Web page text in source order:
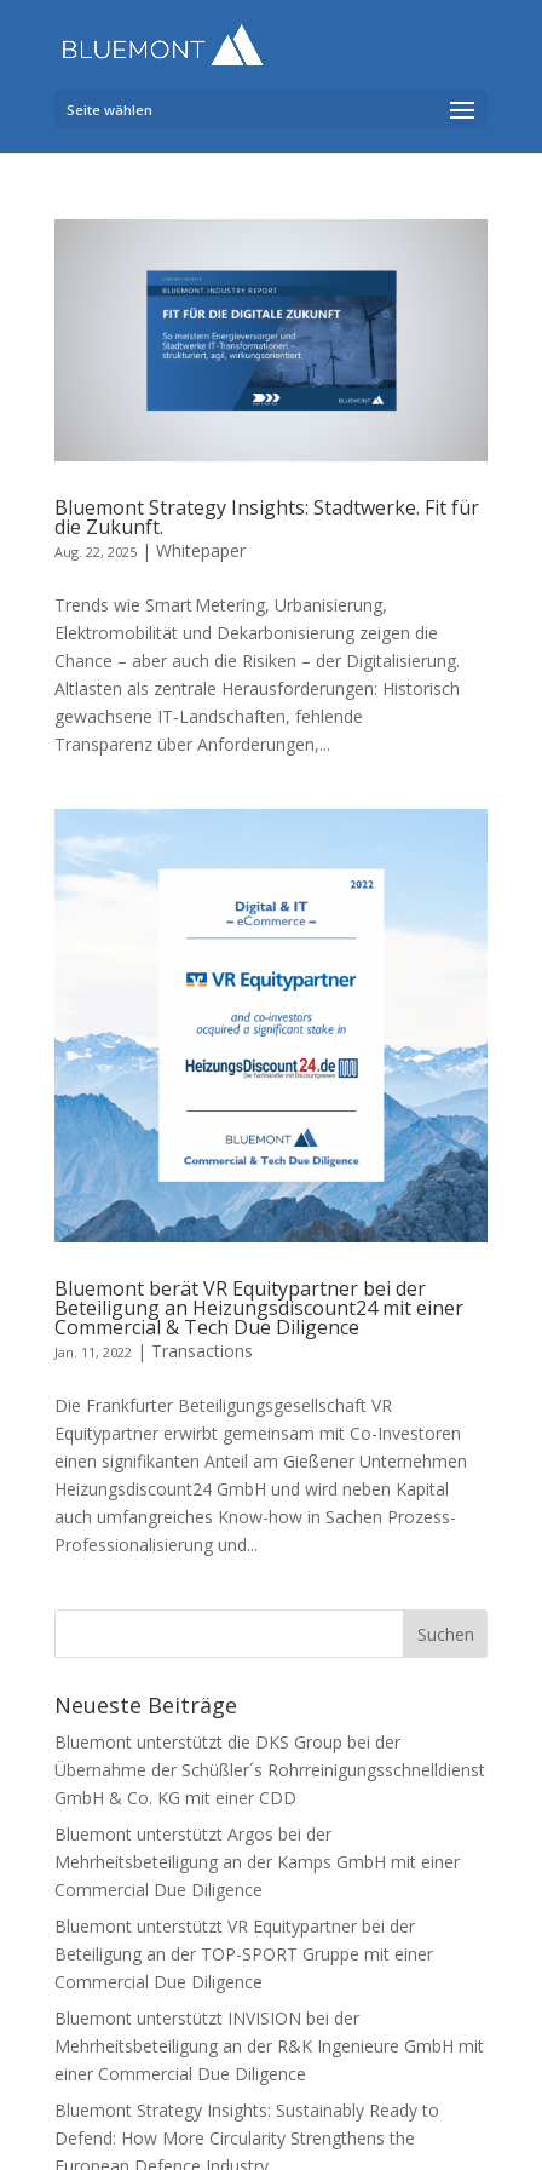
Seite wählen
Bluemont Strategy Insights: Stadtwerke. Fit für
die Zukunft.
Aug. 22, 2025| Whitepaper
Trends wie Smart Metering, Urbanisierung,
Elektromobilität und Dekarbonisierung zeigen die
Chance – aber auch die Risiken – der Digitalisierung.
Altlasten als zentrale Herausforderungen: Historisch
gewachsene IT‑Landschaften, fehlende
Transparenz über Anforderungen,...
Bluemont berät VR Equitypartner bei der
Beteiligung an Heizungsdiscount24 mit einer
Commercial & Tech Due Diligence
Jan. 11, 2022| Transactions
Die Frankfurter Beteiligungsgesellschaft VR
Equitypartner erwirbt gemeinsam mit Co-Investoren
einen signifikanten Anteil am Gießener Unternehmen
Heizungsdiscount24 GmbH und wird neben Kapital
auch umfangreiches Know-how in Sachen Prozess-
Professionalisierung und...
Neueste Beiträge
Bluemont unterstützt die DKS Group bei der
Übernahme der Schüßler´s Rohrreinigungsschnelldienst
GmbH & Co. KG mit einer CDD
Bluemont unterstützt Argos bei der
Mehrheitsbeteiligung an der Kamps GmbH mit einer
Commercial Due Diligence
Bluemont unterstützt VR Equitypartner bei der
Beteiligung an der TOP-SPORT Gruppe mit einer
Commercial Due Diligence
Bluemont unterstützt INVISION bei der
Mehrheitsbeteiligung an der R&K Ingenieure GmbH mit
einer Commercial Due Diligence
Bluemont Strategy Insights: Sustainably Ready to
Defend: How More Circularity Strengthens the